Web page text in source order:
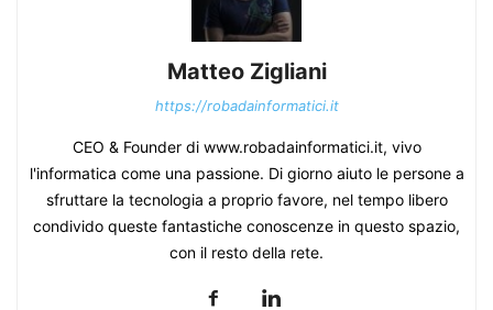
Matteo Zigliani
https://robadainformatici.it
CEO & Founder di www.robadainformatici.it, vivo
l'informatica come una passione. Di giorno aiuto le persone a
sfruttare la tecnologia a proprio favore, nel tempo libero
condivido queste fantastiche conoscenze in questo spazio,
con il resto della rete.